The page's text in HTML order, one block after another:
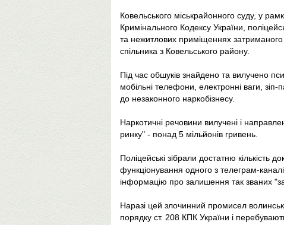
Ковельського міськрайонного суду, у
Кримінального Кодексу України,
та нежитлових приміщеннях
спільника з Ковельського району.
Під час обшуків знайдено та вилучено
мобільні телефони, електронні ваги, зіп-
до незаконного наркобізнесу.
Наркотичні речовини вилучені і
ринку" - понад 5 мільйонів гривень.
Поліцейські зібрали достатню кількість
функціонування одного з телеграм-
інформацію про залишення так званих
Наразі цей злочинний промисел
порядку ст. 208 КПК України і